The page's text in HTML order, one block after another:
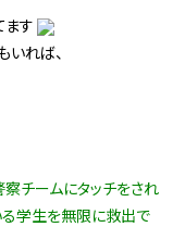
ます
いれば、
チームにタッチをされ
る学生を無限に救出で